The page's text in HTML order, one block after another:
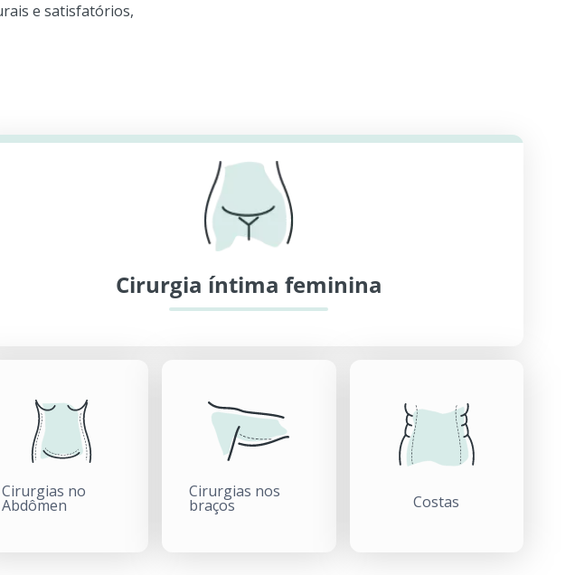
e satisfatórios,
Cirurgia íntima feminina
Cirurgias no
Abdômen
Cirurgias nos
braços Costas